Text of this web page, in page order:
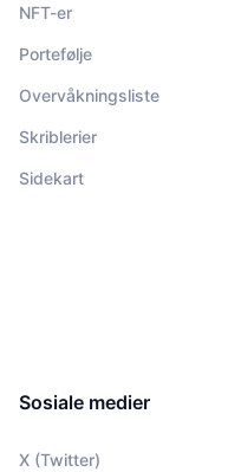
NFT-er
Portefølje
Overvåkningsliste
Skriblerier
Sidekart
Sosiale medier
X (Twitter)